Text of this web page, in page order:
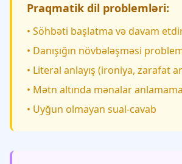
Praqmatik dil problemləri:
• Söhbəti başlatma və davam
• Danışığın növbələşməsi
• Literal anlayış (ironiya, zarafat
• Mətn altında mənalar anlamama
• Uyğun olmayan sual-cavab